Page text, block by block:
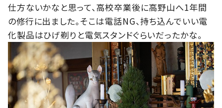
仕方ないかなと思って、高校卒業後に高野山へ1年間
の修行に出ました。そこは電話NG、持ち込んでいい電
化製品はひげ剃りと電気スタンドぐらいだったかな。